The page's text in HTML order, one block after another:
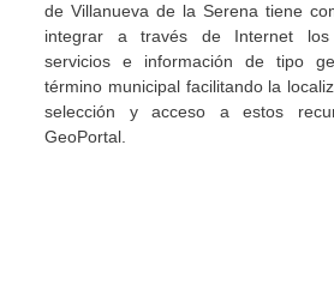
de Villanueva de la Serena tiene
integrar a través de Internet los
servicios e información de tipo
término municipal facilitando la
selección y acceso a estos
GeoPortal.